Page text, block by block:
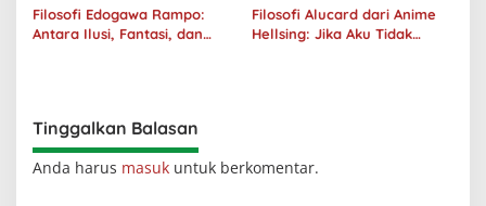
Filosofi Edogawa Rampo:
Antara Ilusi, Fantasi, dan
Filosofi Alucard dari Anime
Hellsing: Jika Aku Tidak
Tinggalkan Balasan
Anda harus masuk untuk berkomentar.